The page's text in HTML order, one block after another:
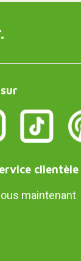
clientèle
maintenant